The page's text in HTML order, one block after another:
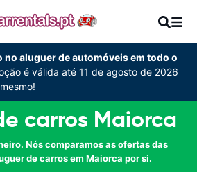
no aluguer de automóveis em todo o
é válida até 11 de agosto de 2026
carros Maiorca
Nós comparamos as ofertas das
de carros em Maiorca por si.